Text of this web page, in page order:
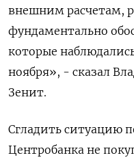
внешним расчетам,
фундаментально
которые
ноября», - сказал
Зенит.
Сгладить ситуацию
Центробанка не